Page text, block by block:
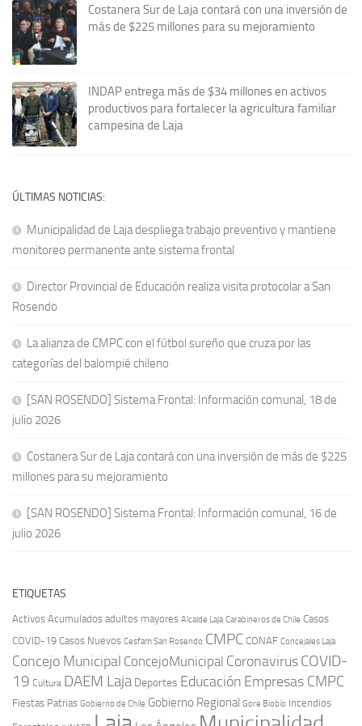
Costanera Sur de Laja contará con una inversión de
más de $225 millones para su mejoramiento
INDAP entrega más de $34 millones en activos
productivos para fortalecer la agricultura familiar
campesina de Laja
ÚLTIMAS NOTICIAS:
Municipalidad de Laja despliega trabajo preventivo y mantiene
monitoreo permanente ante sistema frontal
Director Provincial de Educación realiza visita protocolar a San
Rosendo
La alianza de CMPC con el fútbol sureño que cruza por las
categorías del balompié chileno
[SAN ROSENDO] Sistema Frontal: Información comunal, 18 de
julio 2026
Costanera Sur de Laja contará con una inversión de más de $225
millones para su mejoramiento
[SAN ROSENDO] Sistema Frontal: Información comunal, 16 de
julio 2026
ETIQUETAS
Activos Acumulados adultos mayores Alcalde Laja Carabineros de Chile Casos
COVID-19 Casos Nuevos Cesfam San Rosendo CMPC CONAF Concejales Laja
Concejo Municipal ConcejoMunicipal CoronavirusCOVID-
19 Cultura DAEM Laja Deportes Educación Empresas CMPC
Fiestas Patrias Gobierno de Chile Gobierno Regional Gore Biobío Incendios